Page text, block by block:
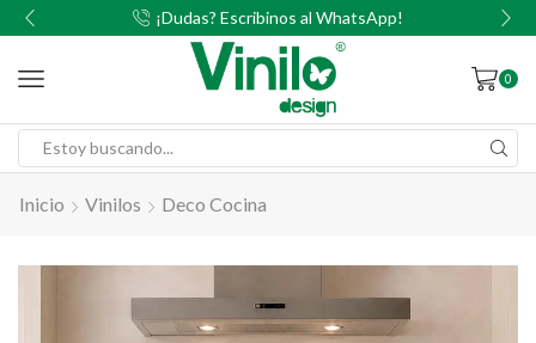
¡Dudas? Escribinos al WhatsApp!
0
Inicio Vinilos Deco Cocina